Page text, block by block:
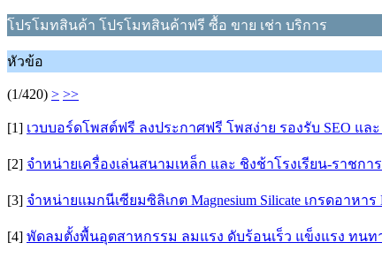
โปรโมทสินค้า โปรโมทสินค้าฟรี ซื้อ ขาย เช่า บริการ
หัวข้อ
(1/420) > >>
[1] เวบบอร์ดโพสต์ฟรี ลงประกาศฟรี โพสง่าย รองรับ SEO และ
[2] จำหน่ายเครื่องเล่นสนามเหล็ก และ ชิงช้าโรงเรียน-ราชกา
[3] จำหน่ายแมกนีเซียมซิลิเกต Magnesium Silicate เกรดอาหาร
[4] พัดลมตั้งพื้นอุตสาหกรรม ลมแรง ดับร้อนเร็ว แข็งแรง ทนท